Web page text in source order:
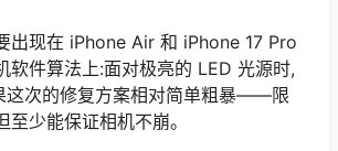
出现在 iPhone Air 和 iPhone 17 Pro
软件算法上:面对极亮的 LED 光源时,
这次的修复方案相对简单粗暴——限
少能保证相机不崩。